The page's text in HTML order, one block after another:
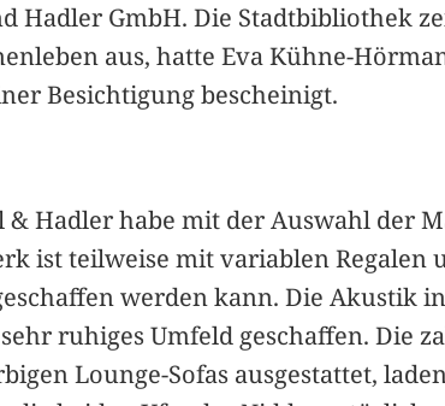
GmbH. Die Stadtbibliothek
aus, hatte Eva Kühne-
Besichtigung bescheinigt.
Hadler habe mit der Auswahl der
ist teilweise mit variablen Regalen
werden kann. Die Akustik
ruhiges Umfeld geschaffen. Die
Lounge-Sofas ausgestattet,